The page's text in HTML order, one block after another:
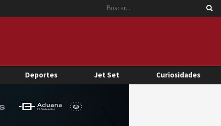
Deportes Jet Set Curiosidades